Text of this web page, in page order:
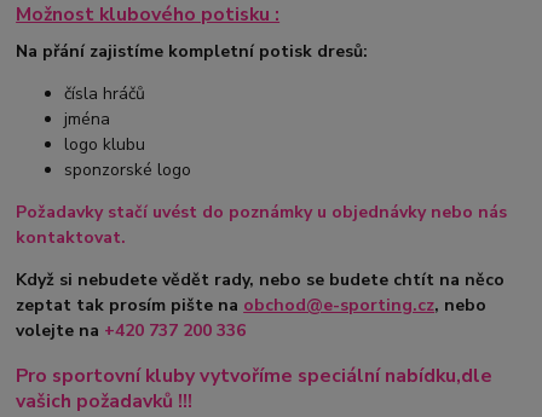
Možnost klubového potisku :
Na přání zajistíme kompletní potisk dresů:
čísla hráčů
jména
logo klubu
sponzorské logo
Požadavky stačí uvést do poznámky u objednávky nebo nás
kontaktovat.
Když si nebudete vědět rady, nebo se budete chtít na něco
zeptat tak prosím pište na obchod@e-sporting.cz, nebo
volejte na +420 737 200 336
Pro sportovní kluby vytvoříme speciální nabídku,dle
vašich požadavků !!!